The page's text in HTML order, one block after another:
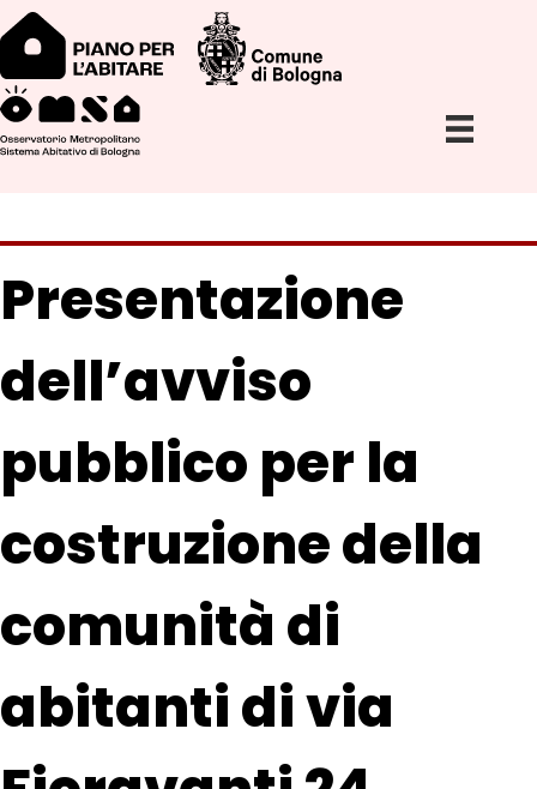
Presentazione
dell’avviso
pubblico per la
costruzione della
comunità di
abitanti di via